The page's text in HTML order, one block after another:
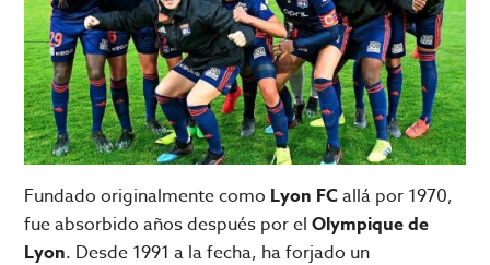
Fundado originalmente como Lyon FCallá por 1970,
fue absorbido años después por elOlympique de
Lyon. Desde 1991 a la fecha, ha forjado un